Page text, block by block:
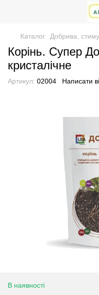
Каталог Добрива,
Корінь. Супер
кристалічне
Артикул: 02004 Написати
В наявності